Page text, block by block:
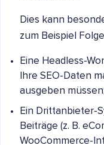
Dies kann
zum Beispiel
Eine Headless-
Ihre SEO-Daten
ausgeben müssen;
Ein Drittanbieter-
Beiträge (z. B.
WooCommerce-